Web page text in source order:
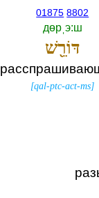
01875 8802
дөрˌэ:ш
דּוֹרֵ֖שׁ
[qal-ptc-act-ms]